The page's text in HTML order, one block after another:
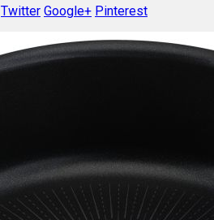
Twitter Google+ Pinterest